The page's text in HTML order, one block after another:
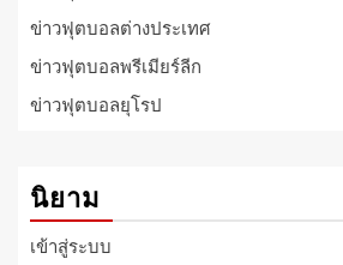
ข่าวฟุตบอลต่างประเทศ
ข่าวฟุตบอลพรีเมียร์ลีก
ข่าวฟุตบอลยุโรป
นิยาม
เข้าสู่ระบบ